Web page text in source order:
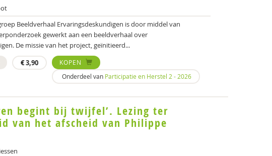
Beeldverhaal Ervaringsdeskundigen is door middel van
gewerkt aan een beeldverhaal over
De missie van het project, geïnitieerd...
€3,90
KOPEN
Onderdeel van Participatie en Herstel 2 - 2026
begint bij twijfel’. Lezing ter
van het afscheid van Philippe